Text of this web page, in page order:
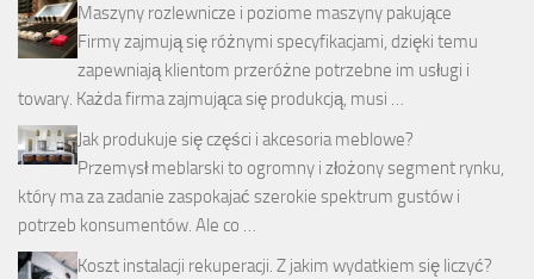
Maszyny rozlewnicze i poziome maszyny pakujące
Firmy zajmują się różnymi specyfikacjami, dzięki temu
zapewniają klientom przeróżne potrzebne im usługi i
towary. Każda firma zajmująca się produkcją, musi …
Jak produkuje się części i akcesoria meblowe?
Przemysł meblarski to ogromny i złożony segment rynku,
który ma za zadanie zaspokajać szerokie spektrum gustów i
potrzeb konsumentów. Ale co …
Koszt instalacji rekuperacji. Z jakim wydatkiem się liczyć?